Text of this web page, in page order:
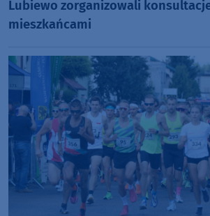
Lubiewo zorganizowali
mieszkańcami